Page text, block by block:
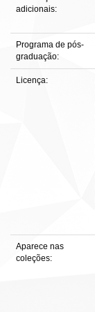
adicionais:
Programa de pós-
graduação:
Licença:
Aparece nas
coleções: